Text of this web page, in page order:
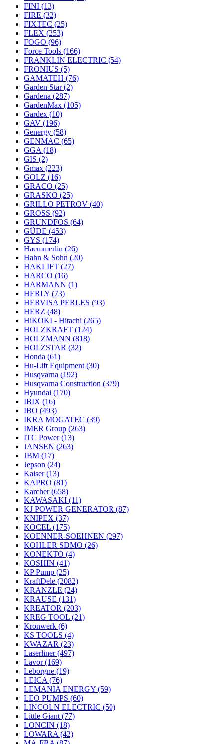
FINI (13)
FIRE (32)
FIXTEC (25)
FLEX (253)
FOGO (96)
Force Tools (166)
FRANKLIN ELECTRIC (54)
FRONIUS (5)
GAMATEH (76)
Garden Star(2)
Gardena (287)
GardenMax (105)
Gardex (10)
GAV (196)
Genergy (58)
GENMAC (65)
GGA (18)
GIS (2)
Gmax (223)
GOLZ (16)
GRACO (25)
GRASKO (25)
GRILLO PETROV (40)
GROSS (92)
GRUNDFOS (64)
GÜDE (453)
GYS (174)
Haemmerlin (26)
Hahn & Sohn (20)
HAKLIFT (27)
HARCO (16)
HARMANN (1)
HERLY (73)
HERVISA PERLES (93)
HERZ (48)
HiKOKI - Hitachi (265)
HOLZKRAFT (124)
HOLZMANN (818)
HOLZSTAR (32)
Honda (61)
Hu-Lift Equipment (30)
Husqvarna (192)
Husqvarna Construction (379)
Hyundai (170)
IBIX (16)
IBO (493)
IKRA MOGATEC (39)
IMER Group (263)
ITC Power(13)
JANSEN (263)
JBM (17)
Jepson (24)
Kaiser(13)
KAPRO (81)
Karcher(658)
KAWASAKI (11)
KJ POWER GENERATOR (87)
KNIPEX (37)
KOCEL (175)
KOENNER-SOEHNEN (297)
KOHLER SDMO (26)
KONEKTO (4)
KOSHIN (41)
KP Pump (25)
KraftDele (2082)
KRANZLE (24)
KRAUSE (131)
KREATOR (203)
KREG TOOL (21)
Kronwerk (6)
KS TOOLS (4)
KWAZAR (23)
Laserliner(497)
Lavor(169)
Leborgne (19)
LEICA (76)
LEMANIA ENERGY (59)
LEO PUMPS (60)
LINCOLN ELECTRIC (50)
Little Giant (77)
LONCIN (18)
LOWARA (42)